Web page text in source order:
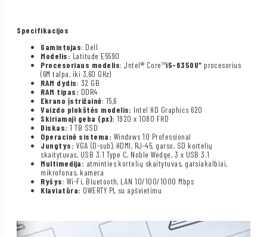
Specifikacijos
Gamintojas: Dell
Modelis: Latitude E5590
Procesoriaus modelis: „Intel® Core™i5-8350U“ procesorius
(6M talpa, iki 3,60 GHz)
RAM dydis: 32 GB
RAM tipas: DDR4
Ekrano įstrižainė: 15,6
Vaizdo plokštės modelis: Intel HD Graphics 620
Skiriamoji geba (px): 1920 x 1080 FHD
Diskas: 1 TB SSD
Operacinė sistema: Windows 10 Professional
Jungtys: VGA (D-sub), HDMI, RJ-45, garso, SD kortelių
skaitytuvas, USB 3.1 Type C, Noble Wedge, 3 x USB 3.1
Multimedija: atminties kortelių skaitytuvas, garsiakalbiai,
mikrofonas, kamera
Ryšys: Wi-Fi, Bluetooth, LAN 10/100/1000 Mbps
Klaviatūra: QWERTY PL su apšvietimu